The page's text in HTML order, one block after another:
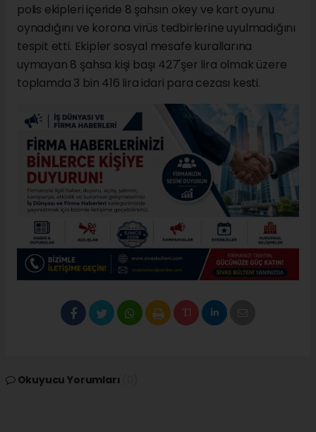
polis ekipleri içeride 8 şahsın okey ve kart oyunu
oynadığını ve korona virüs tedbirlerine uyulmadığını
tespit etti. Ekipler sosyal mesafe kurallarına
uymayan 8 şahsa kişi başı 427'şer lira olmak üzere
toplamda 3 bin 416 lira idari para cezası kesti.
Okuyucu Yorumları